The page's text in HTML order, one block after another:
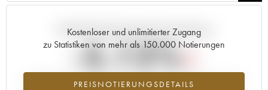
Kostenloser und unlimitierter Zugang
zu Statistiken von mehr als 150.000 Notierungen
PREISNOTIERUNGSDETAILS
Aktuelle Entwicklung der Preisnotierung
-5.12%
Preisabfall des Jahrgangs 2012 im Jahr 2026 im Vergleich zum Jahr